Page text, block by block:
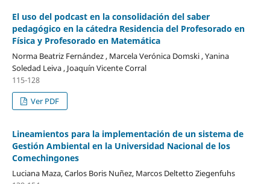
El uso del podcast en la consolidación del saber
pedagógico en la cátedra Residencia del Profesorado en
Física y Profesorado en Matemática
Norma Beatriz Fernández , Marcela Verónica Domski , Yanina
Soledad Leiva , Joaquín Vicente Corral
115-128
Ver PDF
Lineamientos para la implementación de un sistema de
Gestión Ambiental en la Universidad Nacional de los
Comechingones
Luciana Maza, Carlos Boris Nuñez, Marcos Deltetto Ziegenfuhs